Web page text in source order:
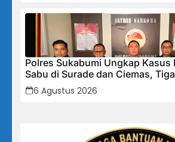
Polres Sukabumi Ungkap Kasus
Sabu di Surade dan Ciemas,
Diamankan
6 Agustus 2026